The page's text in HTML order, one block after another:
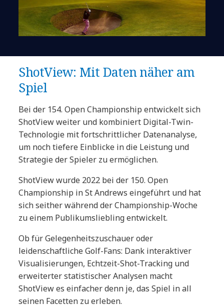
ShotView: Mit Daten näher am
Spiel
Bei der 154. Open Championship entwickelt sich
ShotView weiter und kombiniert Digital-Twin-
Technologie mit fortschrittlicher Datenanalyse,
um noch tiefere Einblicke in die Leistung und
Strategie der Spieler zu ermöglichen.
ShotView wurde 2022 bei der 150. Open
Championship in St Andrews eingeführt und hat
sich seither während der Championship-Woche
zu einem Publikumsliebling entwickelt.
Ob für Gelegenheitszuschauer oder
leidenschaftliche Golf-Fans: Dank interaktiver
Visualisierungen, Echtzeit-Shot-Tracking und
erweiterter statistischer Analysen macht
ShotView es einfacher denn je, das Spiel in all
seinen Facetten zu erleben.